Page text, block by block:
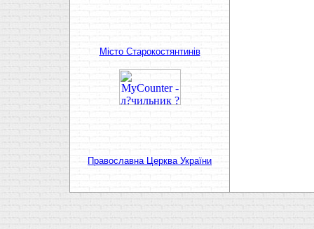
Мiсто Старокостянтинiв
Православна Церква України